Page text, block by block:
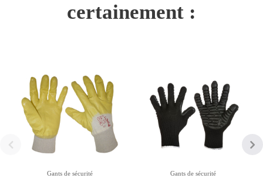
certainement :
Gants de sécurité Gants de sécurité